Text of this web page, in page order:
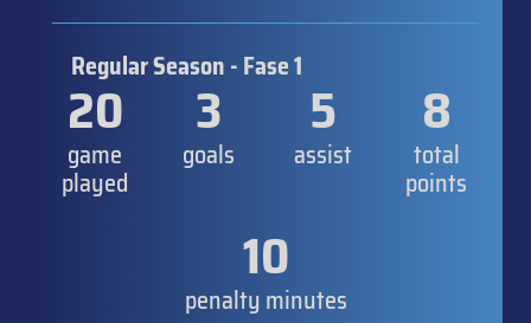
Regular Season - Fase 1
20
game
played
3
goals
5
assist
8
total
points
10
penalty minutes